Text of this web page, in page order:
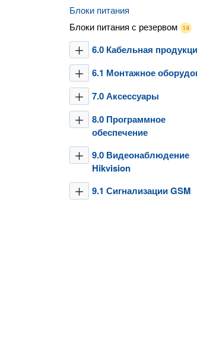
Блоки питания
Блоки питания с резервом 14
plus 6.0 Кабельная
plus 6.1 Монтажное
plus 7.0 Аксессуары
plus
8.0 Программное
обеспечение
plus
9.0 Видеонаблюдение
Hikvision
plus 9.1 Сигнализации GSM